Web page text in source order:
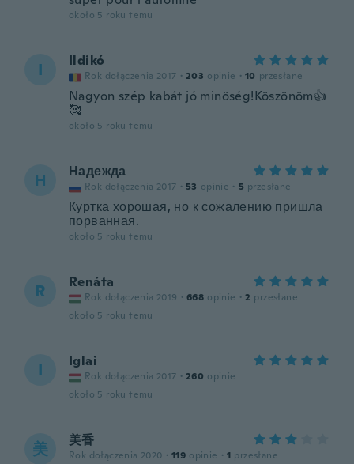
około 5 roku temu
I Ildikó
Rok dołączenia 2017 · 203 opinie · 10 przesłane
Nagyon szép kabát jó minöség!Köszönöm👍
🥰
około 5 roku temu
Н Надежда
Rok dołączenia 2017 · 53 opinie · 5 przesłane
Куртка хорошая, но к сожалению пришла
порванная.
około 5 roku temu
R Renáta
Rok dołączenia 2019 · 668 opinie · 2 przesłane
około 5 roku temu
I Iglai
Rok dołączenia 2017 · 260 opinie
około 5 roku temu
美 美香
Rok dołączenia 2020 · 119 opinie · 1 przesłane